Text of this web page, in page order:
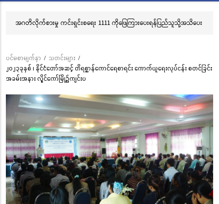
သို့အသိပေး
လွိုင်ကော်မြို့၊ သမိုင်းဝင်ဆုတောင်းပြည့် မြို့နာမ်ရွှေစေတီတော် လုံးတော်ပ
ဘုံကထိန် အလှူတော်မင်္ဂလာအခမ်းအနား ကျင်းပ
Breadcrumb
ပင်မစာမျက်နှာ / သတင်းများ /
၂၀၂၃ခုနှစ် ၊ နိုင်ငံတော်အဆင့် တိရစ္ဆာန်ကောင်ရေစာရင်း ကောက်ယူရေးလုပ်ငန်း စတင်ခြင်း
အခမ်းအနား လွိုင်ကော်မြို့၌ကျင်းပ